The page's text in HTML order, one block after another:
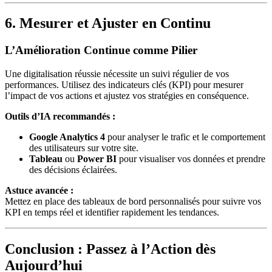
6. Mesurer et Ajuster en Continu
L’Amélioration Continue comme Pilier
Une digitalisation réussie nécessite un suivi régulier de vos
performances. Utilisez des indicateurs clés (KPI) pour mesurer
l’impact de vos actions et ajustez vos stratégies en conséquence.
Outils d’IA recommandés :
Google Analytics 4 pour analyser le trafic et le comportement
des utilisateurs sur votre site.
Tableau ou Power BI pour visualiser vos données et prendre
des décisions éclairées.
Astuce avancée :
Mettez en place des tableaux de bord personnalisés pour suivre vos
KPI en temps réel et identifier rapidement les tendances.
Conclusion : Passez à l’Action dès
Aujourd’hui